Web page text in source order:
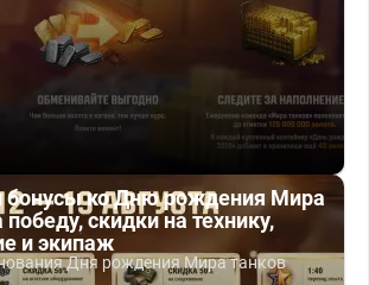
бонусы ко Дню рождения Мира
победу, скидки на технику,
и экипаж
Дня рождения Мира танков